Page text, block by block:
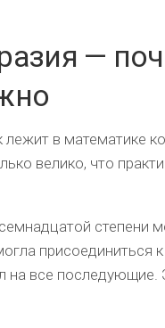
—
в математике
велико, что
степени
присоединиться
все последующие.